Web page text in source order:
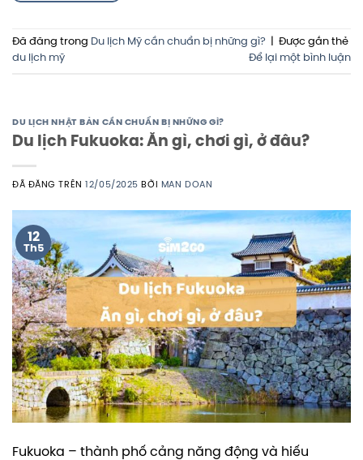
Đã đăng trong Du lịch Mỹ cần chuẩn bị những gì?
Được gắn thẻ
du lịch mỹ
Để lại một bình luận
DU LỊCH NHẬT BẢN CẦN CHUẨN BỊ NHỮNG GÌ?
Du lịch Fukuoka: Ăn gì, chơi gì, ở đâu?
ĐÃ ĐĂNG TRÊN12/05/2025 BỞI MAN DOAN
12
Th5
Fukuoka – thành phố cảng năng động và hiếu